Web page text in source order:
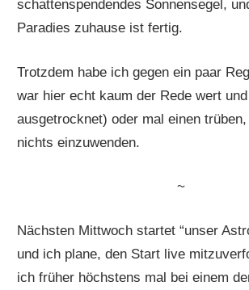
schattenspendendes Sonnensegel,
Paradies zuhause ist fertig.
Trotzdem habe ich gegen ein paar
war hier echt kaum der Rede wert
ausgetrocknet) oder mal einen
nichts einzuwenden.
~
Nächsten Mittwoch startet “unser
und ich plane, den Start live
ich früher höchstens mal bei einem